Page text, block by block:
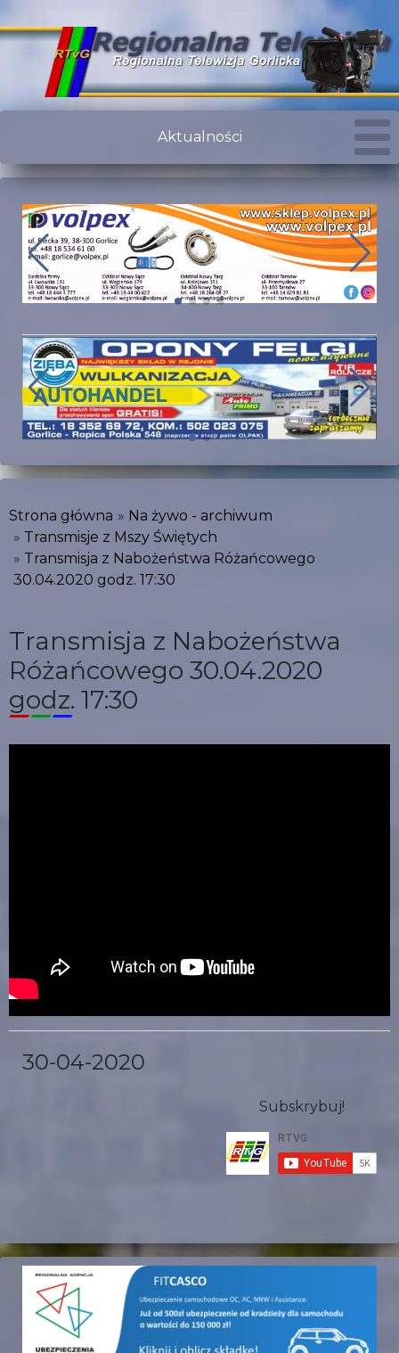
Aktualności
Strona główna
Na żywo - archiwum
Transmisje z Mszy Świętych
Transmisja z Nabożeństwa Różańcowego
30.04.2020 godz. 17:30
Transmisja z Nabożeństwa
Różańcowego 30.04.2020
godz. 17:30
30-04-2020
Subskrybuj!